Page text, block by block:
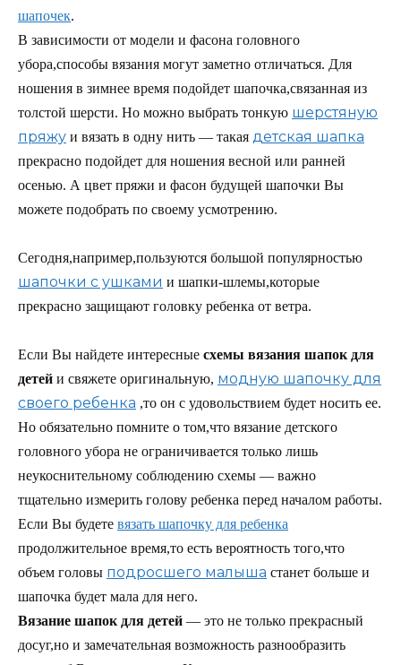
шапочек.
В зависимости от модели и фасона головного
убора,способы вязания могут заметно отличаться. Для
ношения в зимнее время подойдет шапочка,связанная из
толстой шерсти. Но можно выбрать тонкую шерстяную
пряжу и вязать в одну нить — такая детская шапка
прекрасно подойдет для ношения весной или ранней
осенью. А цвет пряжи и фасон будущей шапочки Вы
можете подобрать по своему усмотрению.
Сегодня,например,пользуются большой популярностью
шапочки с ушками и шапки-шлемы,которые
прекрасно защищают головку ребенка от ветра.
Если Вы найдете интересные схемы вязания шапок для
детей и свяжете оригинальную, модную шапочку для
своего ребенка ,то он с удовольствием будет носить ее.
Но обязательно помните о том,что вязание детского
головного убора не ограничивается только лишь
неукоснительному соблюдению схемы — важно
тщательно измерить голову ребенка перед началом работы.
Если Вы будете вязать шапочку для ребенка
продолжительное время,то есть вероятность того,что
объем головы подросшего малыша станет больше и
шапочка будет мала для него.
Вязание шапок для детей — это не только прекрасный
досуг,но и замечательная возможность разнообразить